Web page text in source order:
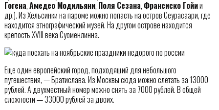
Гогена,Амедео Модильяни, Поля Сезана, Франсиско Гойии
др.). Из Хельсинки на пароме можно попасть на остров Сеурасаари, где
находится этнографический музей. На другом острове находится
крепость XVIII века Суоменлинна.
Еще один европейский город, подходящий для небольшого
путешествия, — Братислава. Из Москвы сюда можно слетать за 13000
рублей. А двухместный номер можно снять за 7000 рублей. В общей
сложности — 33000 рублей за двоих.